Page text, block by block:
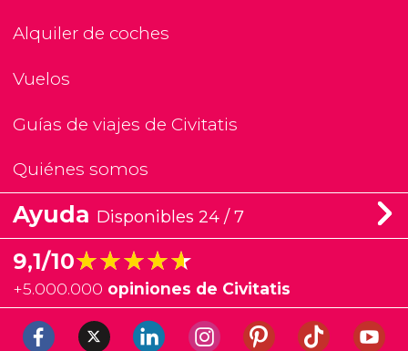
Alquiler de coches
Vuelos
Guías de viajes de Civitatis
Quiénes somos
Ayuda Disponibles 24 / 7
9,1/10★★★★★
★★★★★
+5.000.000 opiniones de Civitatis